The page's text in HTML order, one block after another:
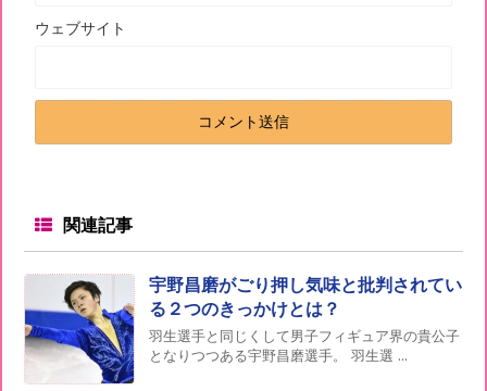
ウェブサイト
関連記事
宇野昌磨がごり押し気味と批判されてい
る２つのきっかけとは？
羽生選手と同じくして男子フィギュア界の貴公子
となりつつある宇野昌磨選手。 羽生選 ...